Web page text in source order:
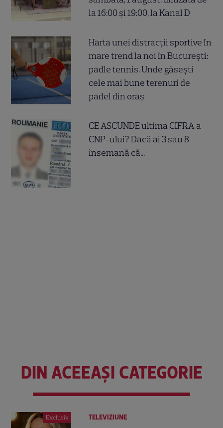
la 16:00 și 19:00, la Kanal D
Harta unei distracții sportive în
mare trend la noi în București:
padle tennis. Unde găsești
cele mai bune terenuri de
padel din oraș
CE ASCUNDE ultima CIFRA a
CNP-ului? Dacă ai 3 sau 8
însemană că...
DIN ACEEAȘI CATEGORIE
Exclusiv TELEVIZIUNE